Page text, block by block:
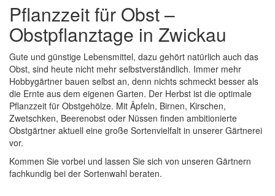
Pflanzzeit für Obst –
Obstpflanztage in Zwickau
Gute und günstige Lebensmittel, dazu gehört natürlich auch das
Obst, sind heute nicht mehr selbstverständlich. Immer mehr
Hobbygärtner bauen selbst an, denn nichts schmeckt besser als
die Ernte aus dem eigenen Garten. Der Herbst ist die optimale
Pflanzzeit für Obstgehölze. Mit Äpfeln, Birnen, Kirschen,
Zwetschken, Beerenobst oder Nüssen finden ambitionierte
Obstgärtner aktuell eine große Sortenvielfalt in unserer Gärtnerei
vor.
Kommen Sie vorbei und lassen Sie sich von unseren Gärtnern
fachkundig bei der Sortenwahl beraten.